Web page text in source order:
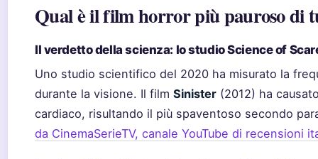
Qual è il film horror più pauroso di
Il verdetto della scienza: lo studio Science of
Uno studio scientifico del 2020 ha misurato la
durante la visione. Il film Sinister (2012) ha
cardiaco, risultando il più spaventoso secondo
da CinemaSerieTV, canale YouTube di recensioni